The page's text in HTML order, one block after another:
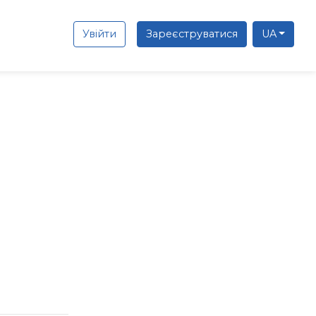
Увійти Зареєструватися UA